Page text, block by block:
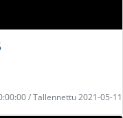
/ Tallennettu 2021-05-11